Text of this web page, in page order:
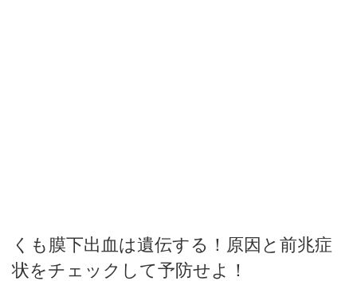
くも膜下出血は遺伝する！原因と前兆症
状をチェックして予防せよ！